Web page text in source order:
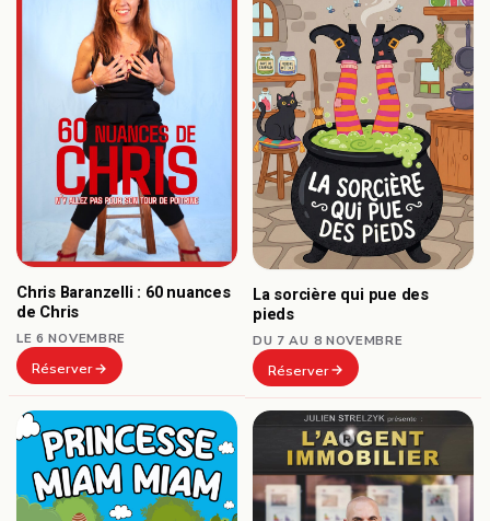
Chris Baranzelli : 60 nuances
de Chris
LE 6 NOVEMBRE
Réserver
La sorcière qui pue des
pieds
DU 7 AU 8 NOVEMBRE
Réserver